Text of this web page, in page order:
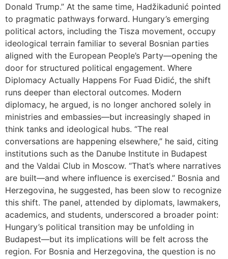
Donald Trump.” At the same time, Hadžikadunić pointed
to pragmatic pathways forward. Hungary’s emerging
political actors, including the Tisza movement, occupy
ideological terrain familiar to several Bosnian parties
aligned with the European People’s Party—opening the
door for structured political engagement. Where
Diplomacy Actually Happens For Fuad Đidić, the shift
runs deeper than electoral outcomes. Modern
diplomacy, he argued, is no longer anchored solely in
ministries and embassies—but increasingly shaped in
think tanks and ideological hubs. “The real
conversations are happening elsewhere,” he said, citing
institutions such as the Danube Institute in Budapest
and the Valdai Club in Moscow. “That’s where narratives
are built—and where influence is exercised.” Bosnia and
Herzegovina, he suggested, has been slow to recognize
this shift. The panel, attended by diplomats, lawmakers,
academics, and students, underscored a broader point:
Hungary’s political transition may be unfolding in
Budapest—but its implications will be felt across the
region. For Bosnia and Herzegovina, the question is no